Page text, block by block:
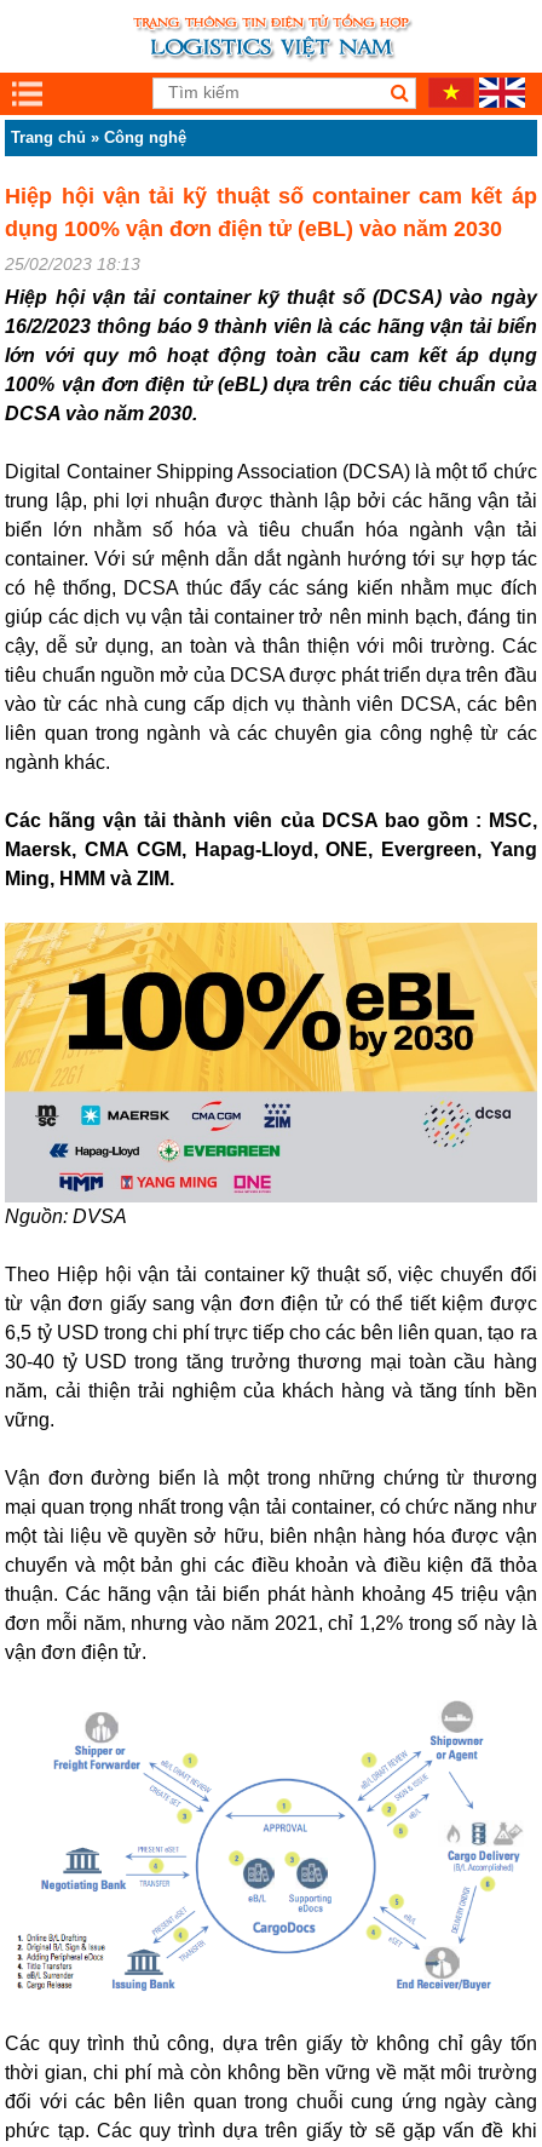
Trang chủ »Công nghệ
Hiệp hội vận tải kỹ thuật số container cam kết áp
dụng 100% vận đơn điện tử (eBL) vào năm 2030
25/02/2023 18:13
Hiệp hội vận tải container kỹ thuật số (DCSA) vào ngày
16/2/2023 thông báo 9 thành viên là các hãng vận tải biển
lớn với quy mô hoạt động toàn cầu cam kết áp dụng
100% vận đơn điện tử (eBL) dựa trên các tiêu chuẩn của
DCSA vào năm 2030.
Digital Container Shipping Association (DCSA) là một tổ chức
trung lập, phi lợi nhuận được thành lập bởi các hãng vận tải
biển lớn nhằm số hóa và tiêu chuẩn hóa ngành vận tải
container. Với sứ mệnh dẫn dắt ngành hướng tới sự hợp tác
có hệ thống, DCSA thúc đẩy các sáng kiến nhằm mục đích
giúp các dịch vụ vận tải container trở nên minh bạch, đáng tin
cậy, dễ sử dụng, an toàn và thân thiện với môi trường. Các
tiêu chuẩn nguồn mở của DCSA được phát triển dựa trên đầu
vào từ các nhà cung cấp dịch vụ thành viên DCSA, các bên
liên quan trong ngành và các chuyên gia công nghệ từ các
ngành khác.
Các hãng vận tải thành viên của DCSA bao gồm : MSC,
Maersk, CMA CGM, Hapag-Lloyd, ONE, Evergreen, Yang
Ming, HMM và ZIM.
Nguồn: DVSA
Theo Hiệp hội vận tải container kỹ thuật số, việc chuyển đổi
từ vận đơn giấy sang vận đơn điện tử có thể tiết kiệm được
6,5 tỷ USD trong chi phí trực tiếp cho các bên liên quan, tạo ra
30-40 tỷ USD trong tăng trưởng thương mại toàn cầu hàng
năm, cải thiện trải nghiệm của khách hàng và tăng tính bền
vững.
Vận đơn đường biển là một trong những chứng từ thương
mại quan trọng nhất trong vận tải container, có chức năng như
một tài liệu về quyền sở hữu, biên nhận hàng hóa được vận
chuyển và một bản ghi các điều khoản và điều kiện đã thỏa
thuận. Các hãng vận tải biển phát hành khoảng 45 triệu vận
đơn mỗi năm, nhưng vào năm 2021, chỉ 1,2% trong số này là
vận đơn điện tử.
Các quy trình thủ công, dựa trên giấy tờ không chỉ gây tốn
thời gian, chi phí mà còn không bền vững về mặt môi trường
đối với các bên liên quan trong chuỗi cung ứng ngày càng
phức tạp. Các quy trình dựa trên giấy tờ sẽ gặp vấn đề khi